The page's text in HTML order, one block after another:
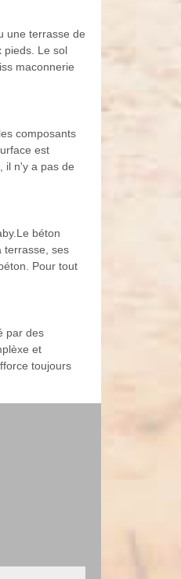
une terrasse de
pieds. Le sol
maconnerie
composants
est
il n'y a pas de
béton
terrasse, ses
Pour tout
par des
et
toujours